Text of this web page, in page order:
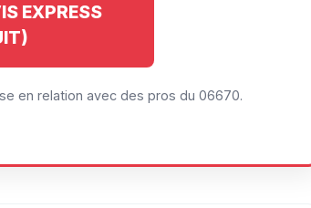
EXPRESS
en relation avec des pros du 06670.